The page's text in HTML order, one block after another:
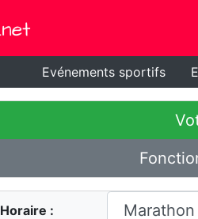
Evénements sportifs
Horaire :